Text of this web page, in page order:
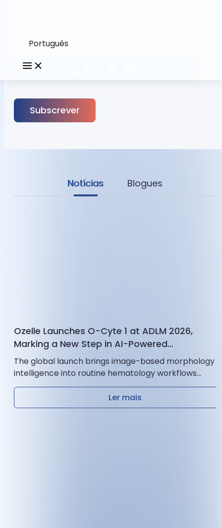
Português
NOVIDADES & INSIGHTS
Subscrever
Notícias Blogues
Ozelle Launches O-Cyte 1 at ADLM 2026,
Marking a New Step in AI-Powered
Hematology
The global launch brings image-based morphology
intelligence into routine hematology workflows
through AI × CBM technology. Ozelle has officially
Ler mais